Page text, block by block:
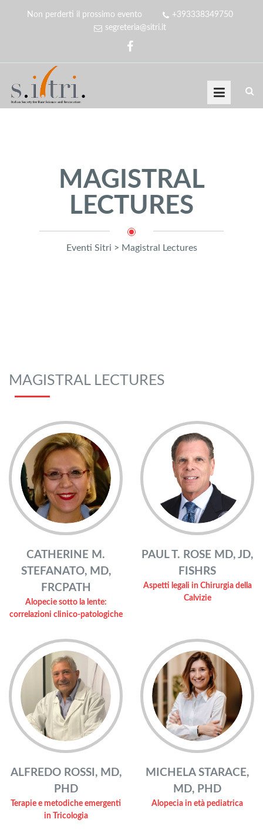
Non perderti il prossimo evento
+393338349750
segreteria@sitri.it
MAGISTRAL
LECTURES
Eventi Sitri > Magistral Lectures
MAGISTRAL LECTURES
CATHERINE M.
STEFANATO, MD,
FRCPATH
Alopecie sotto la lente:
correlazioni clinico-patologiche
PAUL T. ROSE MD, JD,
FISHRS
Aspetti legali in Chirurgia della
Calvizie
ALFREDO ROSSI, MD,
PHD
Terapie e metodiche emergenti
in Tricologia
MICHELA STARACE,
MD, PHD
Alopecia in età pediatrica